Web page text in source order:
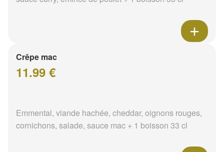
Crêpe mac
11.99 €
Emmental, viande hachée, cheddar, oignons rouges,
cornichons, salade, sauce mac + 1 boisson 33 cl